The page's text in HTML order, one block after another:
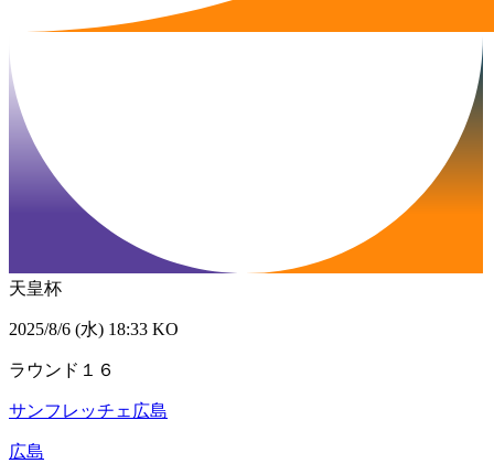
天皇杯
2025/8/6 (水) 18:33 KO
ラウンド１６
サンフレッチェ広島
広島